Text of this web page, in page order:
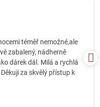
téměř nemožné,ale
zabalený, nádherně
dárek dál. Milá a rychlá
za skvělý přístup k